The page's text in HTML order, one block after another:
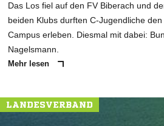
Das Los fiel auf den FV Biberach und
beiden Klubs durften C-Jugendliche
Campus erleben. Diesmal mit dabei:
Nagelsmann.
Mehr lesen
LANDESVERBAND